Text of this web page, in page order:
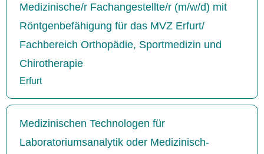
Medizinische/r Fachangestellte/r (m/w/d) mit
Röntgenbefähigung für das MVZ Erfurt/
Fachbereich Orthopädie, Sportmedizin und
Chirotherapie
Erfurt
Medizinischen Technologen für
Laboratoriumsanalytik oder Medizinisch-